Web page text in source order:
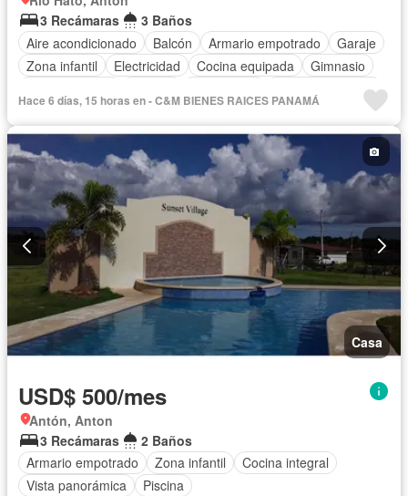
3 Recámaras
3 Baños
Aire acondicionado
Balcón Armario empotrado
Garaje
Zona infantil
Electricidad Cocina equipada
Gimnasio
Vista panorámica
Seguridad
Piscina Cancha de tenis
Hace 6 días, 15 horas en - C&M BIENES RAICES PANAMÁ
Casa
USD$ 500/mes
Antón, Anton
3 Recámaras
2 Baños
Armario empotrado
Zona infantil
Cocina integral
Vista panorámica
Piscina